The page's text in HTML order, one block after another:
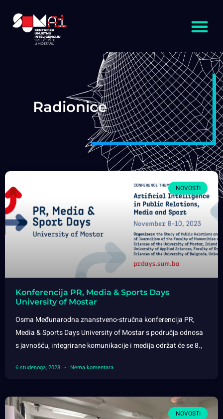
Radionice
NOVOSTI
Konferencija PR, Media & Sports Days
University of Mostar
Osma Međunarodna znanstveno-stručna konferencija PR,
Media & Sports Days University of Mostar s područja odnosa
s javnošću, integrirane komunikacije i medija održat će se 8.,
6 studenoga, 2023 Nema komentara
NOVOSTI